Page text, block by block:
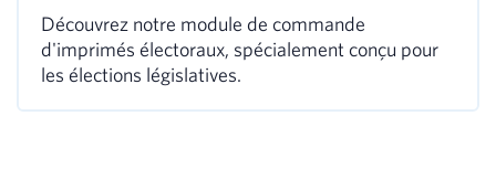
Découvrez notre module de commande
d'imprimés électoraux, spécialement conçu pour
les élections législatives.